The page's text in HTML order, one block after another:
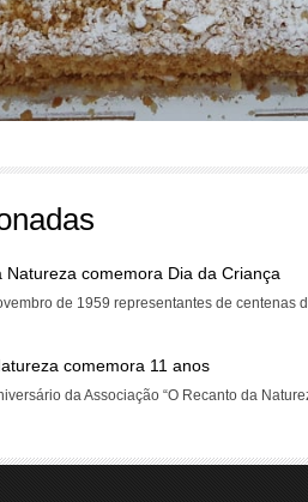
Natureza comemora Dia da Criança
de 1959 representantes de centenas
comemora 11 anos
da Associação “O Recanto da